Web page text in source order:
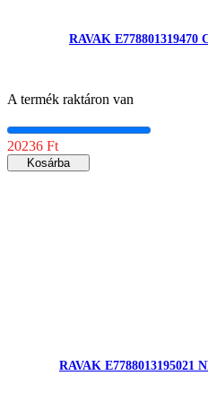
RAVAK E778801319470
A termék raktáron van
20236 Ft
Kosárba
RAVAK E7788013195021